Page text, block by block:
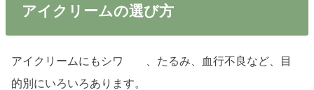
アイクリームの選び方
アイクリームにもシワ 、たるみ、血行不良など、目
的別にいろいろあります。